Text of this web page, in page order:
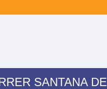
SANTANA DE